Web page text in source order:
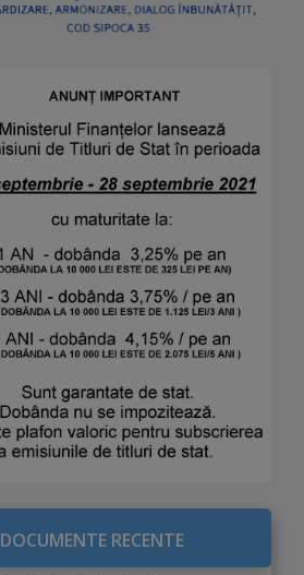
DOCUMENTE RECENTE